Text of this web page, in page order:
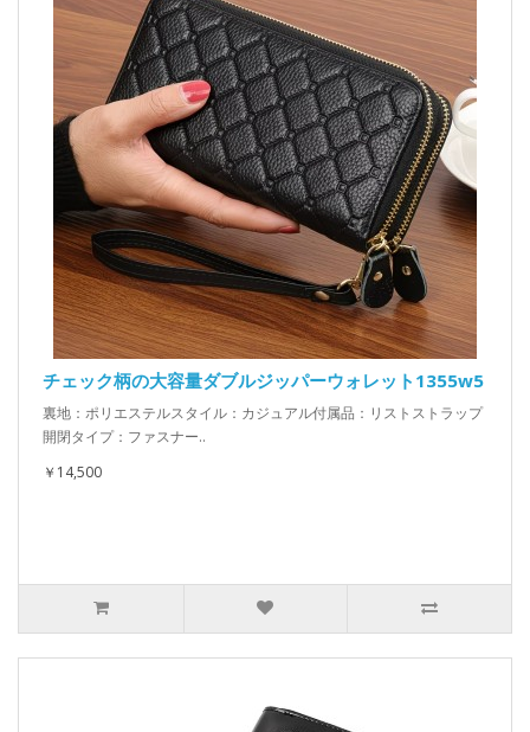
チェック柄の大容量ダブルジッパーウォレット1355w5
裏地：ポリエステルスタイル：カジュアル付属品：リストストラップ
開閉タイプ：ファスナー..
￥14,500